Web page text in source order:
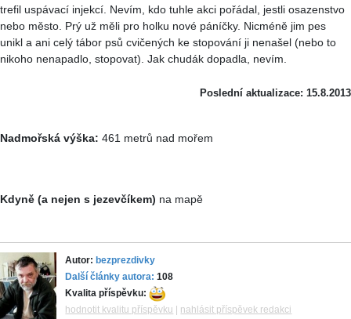
trefil uspávací injekcí. Nevím, kdo tuhle akci pořádal, jestli osazenstvo
nebo město. Prý už měli pro holku nové páníčky. Nicméně jim pes
unikl a ani celý tábor psů cvičených ke stopování ji nenašel (nebo to
nikoho nenapadlo, stopovat). Jak chudák dopadla, nevím.
Poslední aktualizace: 15.8.2013
Nadmořská výška: 461 metrů nad mořem
Kdyně (a nejen s jezevčíkem) na mapě
Autor: bezprezdivky
Další články autora: 108
Kvalita příspěvku:
hodnotit kvalitu příspěvku
nahlásit příspěvek redakci